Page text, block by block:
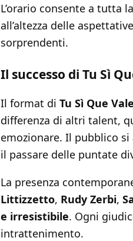
L’orario consente a tutta
all’altezza delle
sorprendenti.
Il successo di Tu Sì
Il format di Tu Sì Que
differenza di altri talent,
emozionare. Il pubblico
il passare delle puntate
La presenza
Littizzetto, Rudy Zerbi,
e irresistibile. Ogni
intrattenimento.